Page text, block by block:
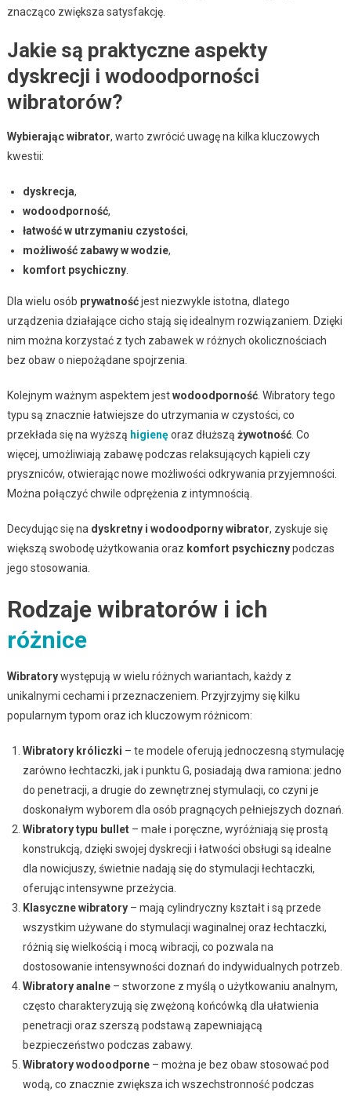
znacząco zwiększa satysfakcję.
Jakie są praktyczne aspekty
dyskrecji i wodoodporności
wibratorów?
Wybierając wibrator, warto zwrócić uwagę na kilka kluczowych
kwestii:
dyskrecja,
wodoodporność,
łatwość w utrzymaniu czystości,
możliwość zabawy w wodzie,
komfort psychiczny.
Dla wielu osób prywatnośćjest niezwykle istotna, dlatego
urządzenia działające cicho stają się idealnym rozwiązaniem. Dzięki
nim można korzystać z tych zabawek w różnych okolicznościach
bez obaw o niepożądane spojrzenia.
Kolejnym ważnym aspektem jestwodoodporność. Wibratory tego
typu są znacznie łatwiejsze do utrzymania w czystości, co
przekłada się na wyższą higienęoraz dłuższą żywotność. Co
więcej, umożliwiają zabawę podczas relaksujących kąpieli czy
pryszniców, otwierając nowe możliwości odkrywania przyjemności.
Można połączyć chwile odprężenia z intymnością.
Decydując się na dyskretny i wodoodporny wibrator, zyskuje się
większą swobodę użytkowania oraz komfort psychicznypodczas
jego stosowania.
Rodzaje wibratorów i ich
różnice
Wibratorywystępują w wielu różnych wariantach, każdy z
unikalnymi cechami i przeznaczeniem. Przyjrzyjmy się kilku
popularnym typom oraz ich kluczowym różnicom:
Wibratory króliczki – te modele oferują jednoczesną stymulację
zarówno łechtaczki, jak i punktu G, posiadają dwa ramiona: jedno
do penetracji, a drugie do zewnętrznej stymulacji, co czyni je
doskonałym wyborem dla osób pragnących pełniejszych doznań.
Wibratory typu bullet– małe i poręczne, wyróżniają się prostą
konstrukcją, dzięki swojej dyskrecji i łatwości obsługi są idealne
dla nowicjuszy, świetnie nadają się do stymulacji łechtaczki,
oferując intensywne przeżycia.
Klasyczne wibratory– mają cylindryczny kształt i są przede
wszystkim używane do stymulacji waginalnej oraz łechtaczki,
różnią się wielkością i mocą wibracji, co pozwala na
dostosowanie intensywności doznań do indywidualnych potrzeb.
Wibratory analne– stworzone z myślą o użytkowaniu analnym,
często charakteryzują się zwężoną końcówką dla ułatwienia
penetracji oraz szerszą podstawą zapewniającą
bezpieczeństwo podczas zabawy.
Wibratory wodoodporne– można je bez obaw stosować pod
wodą, co znacznie zwiększa ich wszechstronność podczas